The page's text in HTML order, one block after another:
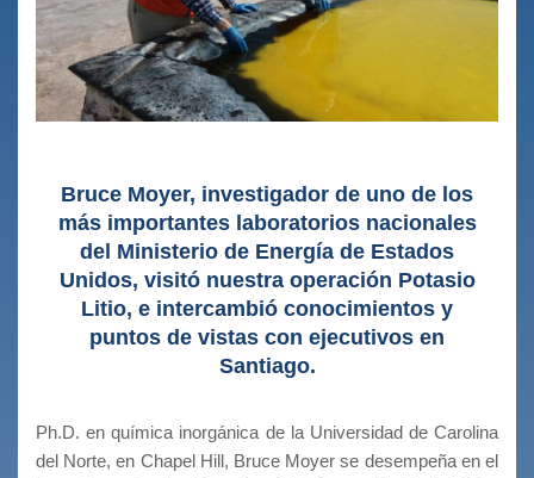
Bruce Moyer, investigador de uno de los
más importantes laboratorios nacionales
del Ministerio de Energía de Estados
Unidos, visitó nuestra operación Potasio
Litio, e intercambió conocimientos y
puntos de vistas con ejecutivos en
Santiago.
​Ph.D. en química inorgánica de la Universidad de Carolina
del Norte, en Chapel Hill, Bruce Moyer se desempeña en el